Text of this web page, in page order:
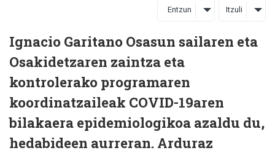
Entzun Itzuli
Ignacio Garitano Osasun sailaren eta
Osakidetzaren zaintza eta
kontrolerako programaren
koordinatzaileak COVID-19aren
bilakaera epidemiologikoa azaldu du,
hedabideen aurreran. Arduraz